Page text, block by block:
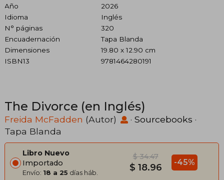
Año
2026
Idioma
Inglés
N° páginas
320
Encuadernación
Tapa Blanda
Dimensiones
19.80 x 12.90 cm
ISBN13
9781464280191
The Divorce (en Inglés)
Freida McFadden (Autor) · Sourcebooks ·
Tapa Blanda
Libro Nuevo
Importado
Envío: 18 a 25 días háb.
$ 34.47
$ 18.96 -45%